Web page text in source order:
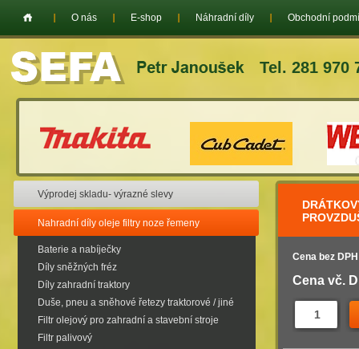
Tel. 281 970
O nás E-shop Náhradní díly Obchodní
Výprodej skladu- výrazné slevy
Nahradní díly oleje filtry noze řemeny
Baterie a nabíječky
Díly sněžných fréz
Díly zahradní traktory
Duše, pneu a sněhové řetezy traktorové / jiné
Filtr olejový pro zahradní a stavební stroje
Filtr palivový
Cena bez
Cena vč.